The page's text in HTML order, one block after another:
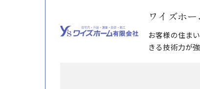
ワイズホ
お客様の住ま
きる技術力が